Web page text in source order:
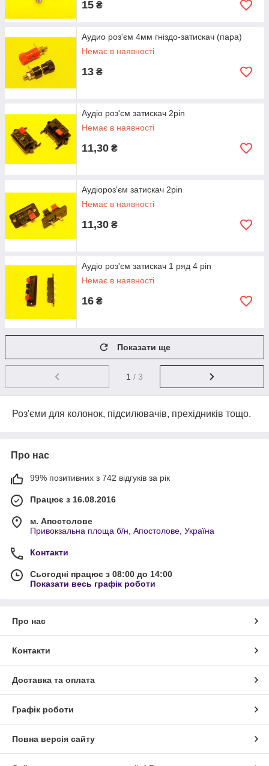
15 ₴
Аудио роз'єм 4мм гніздо-затискач (пара)
Немає в наявності
13 ₴
Аудіо роз'єм затискач 2pin
Немає в наявності
11,30 ₴
Аудіороз'єм затискач 2pin
Немає в наявності
11,30 ₴
Аудіо роз'єм затискач 1 ряд 4 pin
Немає в наявності
16 ₴
Показати ще
1 / 3
Роз'єми для колонок, підсилювачів, прехідників тощо.
Про нас
99% позитивних з 742 відгуків за рік
Працює з 16.08.2016
м. Апостолове
Привокзальна площа б/н, Апостолове, Україна
Контакти
Сьогодні працює з 08:00 до 14:00
Показати весь графік роботи
Про нас
Контакти
Доставка та оплата
Графік роботи
Повна версія сайту